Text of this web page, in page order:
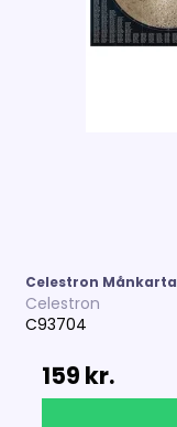
Celestron Månkarta
Celestron
C93704
159 kr.